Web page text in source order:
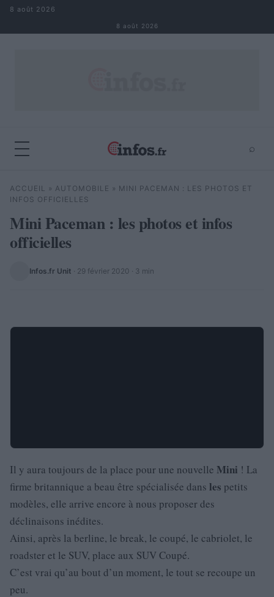
Aller au contenu
8 août 2026
8 août 2026
⌕
Rechercher ⌕ ×
ACCUEIL » AUTOMOBILE » MINI PACEMAN : LES PHOTOS ET
INFOS OFFICIELLES
Mini Paceman : les photos et infos
officielles
Infos.fr Unit · 29 février 2020 · 3 min
Il y aura toujours de la place pour une nouvelle Mini ! La
firme britannique a beau être spécialisée dans les petits
modèles, elle arrive encore à nous proposer des
déclinaisons inédites.
Ainsi, après la berline, le break, le coupé, le cabriolet, le
roadster et le SUV, place aux SUV Coupé.
C’est vrai qu’au bout d’un moment, le tout se recoupe un
peu.